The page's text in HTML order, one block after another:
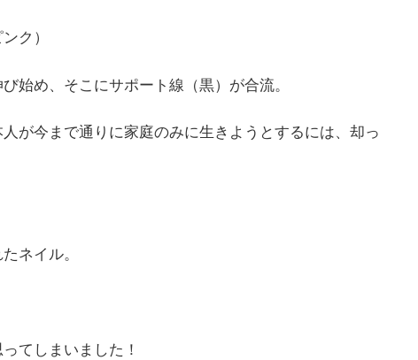
ク）
始め、そこにサポート線（黒）が合流。
が今まで通りに家庭のみに生きようとするには、却っ
ネイル。
てしまいました！